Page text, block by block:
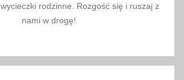
rodzinne. Rozgość się i ruszaj z
nami w drogę!